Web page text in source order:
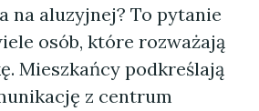
na aluzyjnej? To pytanie
osób, które rozważają
Mieszkańcy podkreślają
z centrum